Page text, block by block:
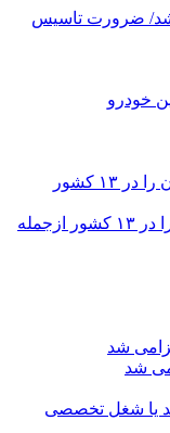
شد/ ضرورت تاسیس
جاسوس‌افزار چینی «لایت‌اسپای»، قربانیان را در ۱۳ کشور ازجمله